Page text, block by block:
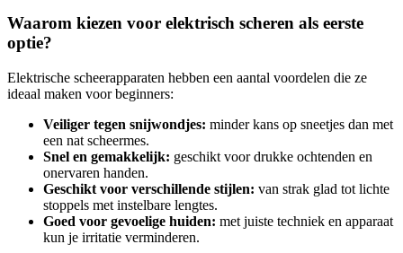
Waarom kiezen voor elektrisch scheren als eerste
optie?
Elektrische scheerapparaten hebben een aantal voordelen die ze
ideaal maken voor beginners:
Veiliger tegen snijwondjes: minder kans op sneetjes dan met
een nat scheermes.
Snel en gemakkelijk: geschikt voor drukke ochtenden en
onervaren handen.
Geschikt voor verschillende stijlen: van strak glad tot lichte
stoppels met instelbare lengtes.
Goed voor gevoelige huiden: met juiste techniek en apparaat
kun je irritatie verminderen.